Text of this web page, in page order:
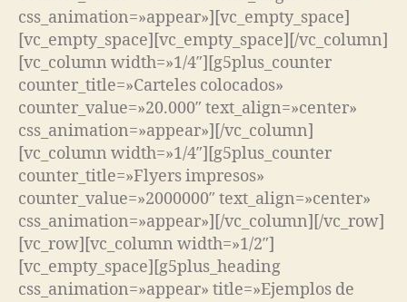
css_animation=»appear»][vc_empty_space]
[vc_empty_space][vc_empty_space][/vc_column]
[vc_column width=»1/4″][g5plus_counter
counter_title=»Carteles colocados»
counter_value=»20.000″ text_align=»center»
css_animation=»appear»][/vc_column]
[vc_column width=»1/4″][g5plus_counter
counter_title=»Flyers impresos»
counter_value=»2000000″ text_align=»center»
css_animation=»appear»][/vc_column][/vc_row]
[vc_row][vc_column width=»1/2″]
[vc_empty_space][g5plus_heading
css_animation=»appear» title=»Ejemplos de